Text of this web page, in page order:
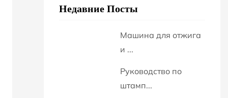
Недавние Посты
Машина для отжига
и ...
Руководство по
штамп...